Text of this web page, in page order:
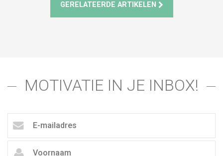
GERELATEERDE ARTIKELEN
MOTIVATIE IN JE INBOX!